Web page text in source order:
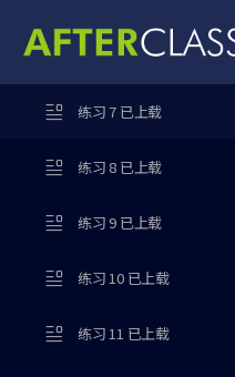
练习 6 已上载
练习 7 已上载
练习 8 已上载
练习 9 已上载
练习 10 已上载
练习 11 已上载